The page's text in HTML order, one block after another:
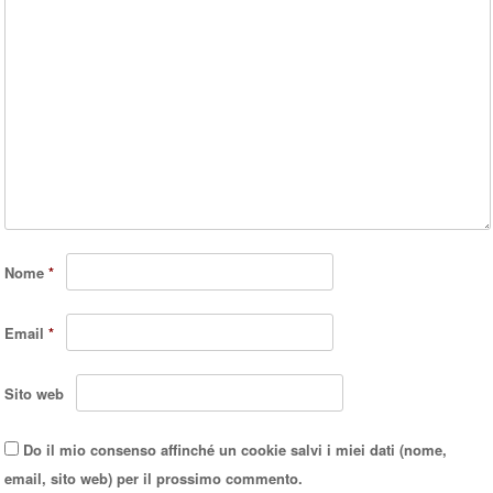
Nome*
Email*
Sito web
Do il mio consenso affinché un cookie salvi i miei dati (nome,
email, sito web) per il prossimo commento.